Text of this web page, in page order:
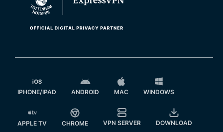
IPHONE/IPAD ANDROID MAC WINDOWS
APPLE TV CHROME VPN SERVER DOWNLOAD